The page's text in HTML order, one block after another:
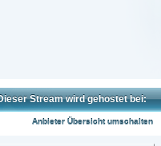
Stream wird gehostet bei:
Anbieter Übersicht umschalten